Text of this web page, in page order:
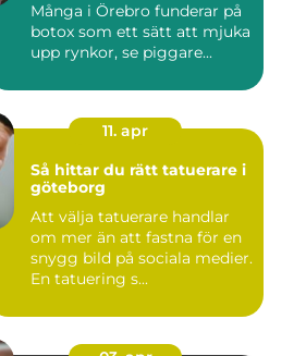
Många i Örebro funderar på
botox som ett sätt att mjuka
upp rynkor, se piggare...
11. apr
Så hittar du rätt tatuerare i
göteborg
Att välja tatuerare handlar
om mer än att fastna för en
snygg bild på sociala medier.
En tatuering s...